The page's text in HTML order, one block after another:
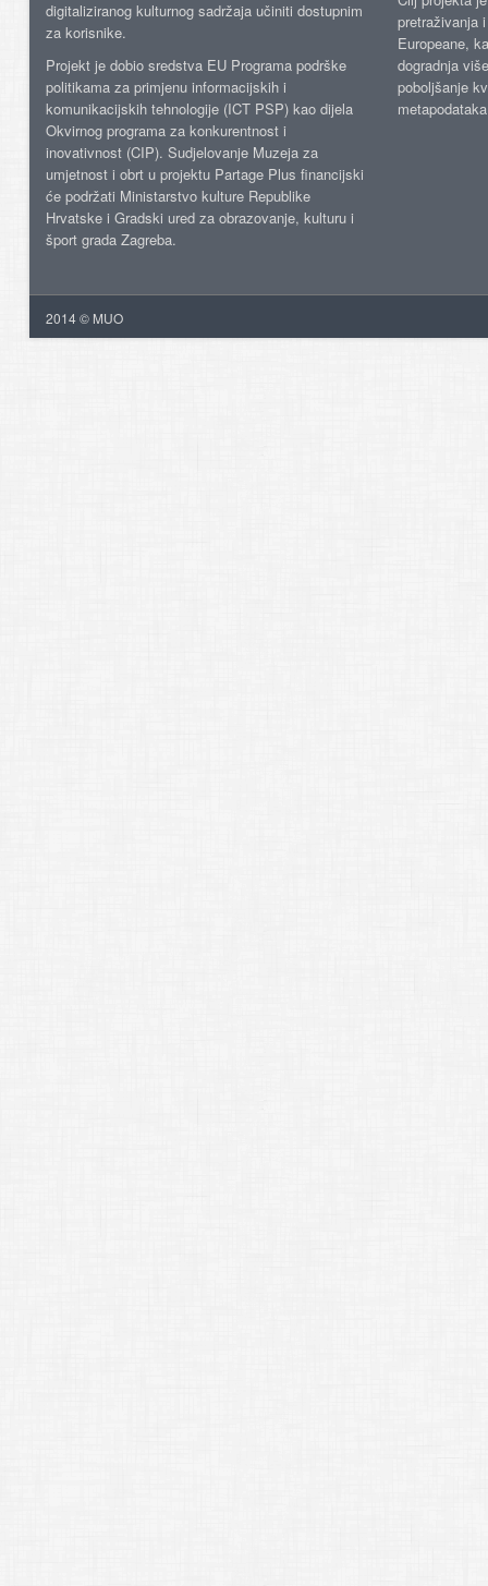
digitaliziranog kulturnog sadržaja učiniti dostupnim
za korisnike.
Projekt je dobio sredstva EU Programa podrške
politikama za primjenu informacijskih i
komunikacijskih tehnologije (ICT PSP) kao dijela
Okvirnog programa za konkurentnost i
inovativnost (CIP). Sudjelovanje Muzeja za
umjetnost i obrt u projektu Partage Plus financijski
će podržati Ministarstvo kulture Republike
Hrvatske i Gradski ured za obrazovanje, kulturu i
šport grada Zagreba.
pretraživanja
Europeane,
dogradnja
poboljšanje
2014 © MUO